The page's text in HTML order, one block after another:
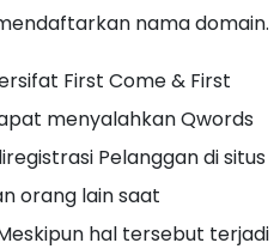
nama domain.
First Come & First
menyalahkan Qwords
Pelanggan di situs
orang lain saat
hal tersebut terjadi